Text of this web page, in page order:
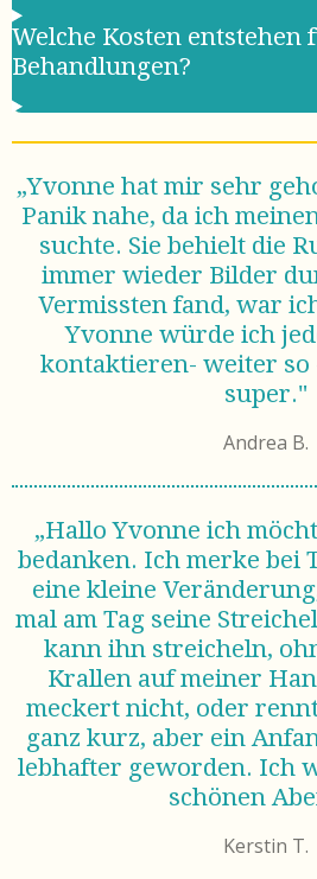
Welche Kosten entstehen
Behandlungen?
„Yvonne hat mir sehr
Panik nahe, da ich
suchte. Sie behielt die
immer wieder Bilder
Vermissten fand, war
Yvonne würde ich
kontaktieren- weiter so
super."
Andrea B.
„Hallo Yvonne ich
bedanken. Ich merke bei
eine kleine
mal am Tag seine
kann ihn streicheln,
Krallen auf meiner
meckert nicht, oder
ganz kurz, aber ein
lebhafter geworden. Ich
schönen
Kerstin T.